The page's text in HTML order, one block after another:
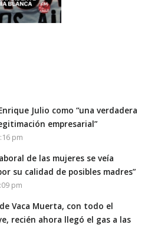
Julio como “una verdadera
empresarial”
pm
de las mujeres se veía
su calidad de posibles madres”
pm
Vaca Muerta, con todo el
recién ahora llegó el gas a las